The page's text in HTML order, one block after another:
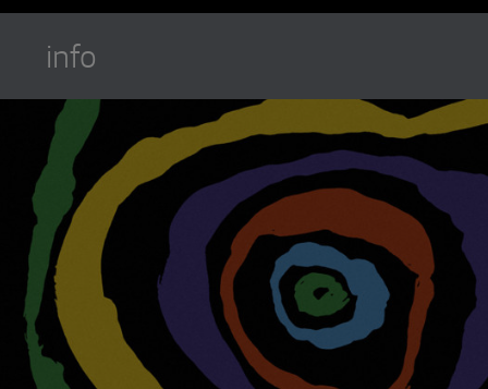
info